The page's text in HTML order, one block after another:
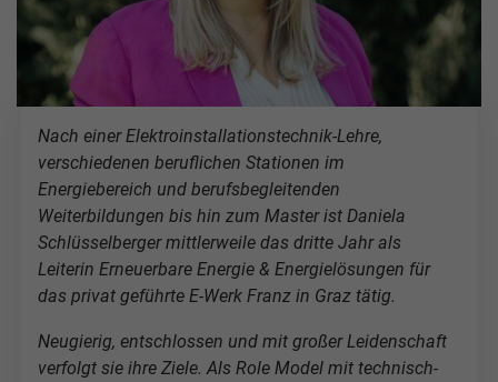
Nach einer Elektroinstallationstechnik-Lehre,
verschiedenen beruflichen Stationen im
Energiebereich und berufsbegleitenden
Weiterbildungen bis hin zum Master ist Daniela
Schlüsselberger mittlerweile das dritte Jahr als
Leiterin Erneuerbare Energie & Energielösungen für
das privat geführte E-Werk Franz in Graz tätig.
Neugierig, entschlossen und mit großer Leidenschaft
verfolgt sie ihre Ziele. Als Role Model mit technisch-